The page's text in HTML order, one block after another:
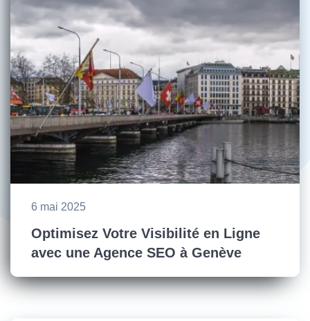
6 mai 2025
Optimisez Votre Visibilité en Ligne
avec une Agence SEO à Genève